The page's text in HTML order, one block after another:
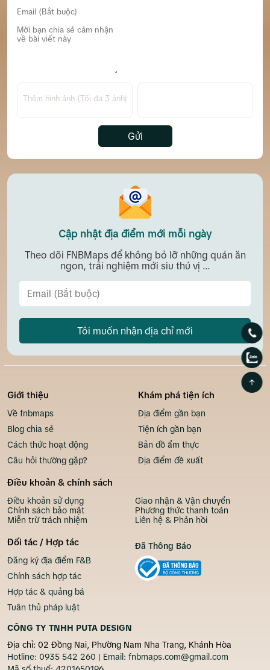
Thêm hình ảnh (Tối đa 3 ảnh)
Gửi
Cập nhật địa điểm mới mỗi ngày
Theo dõi FNBMaps để không bỏ lỡ những quán ăn
ngon, trải nghiệm mới siu thú vị ...
Tôi muốn nhận địa chỉ mới
Giới thiệu
Về fnbmaps
Blog chia sẻ
Cách thức hoạt động
Câu hỏi thường gặp?
Khám phá tiện ích
Địa điểm gần bạn
Tiện ích gần bạn
Bản đồ ẩm thực
Địa điểm đề xuất
Điều khoản & chính sách
Điều khoản sử dụng
Chính sách bảo mật
Miễn trừ trách nhiệm
Giao nhận & Vận chuyển
Phương thức thanh toán
Liên hệ & Phản hồi
Đối tác / Hợp tác
Đăng ký địa điểm F&B
Chính sách hợp tác
Hợp tác & quảng bá
Tuân thủ pháp luật
CÔNG TY TNHH PUTA DESIGN
Địa chỉ: 02 Đồng Nai, Phường Nam Nha Trang, Khánh Hòa
Hotline: 0935 542 260 | Email: fnbmaps.com@gmail.com
Đã Thông Báo